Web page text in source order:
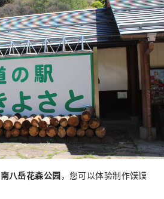
南八岳花森公园，您可以体验制作馍馍